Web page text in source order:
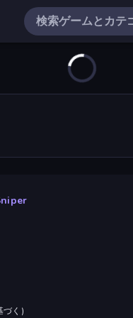
く )